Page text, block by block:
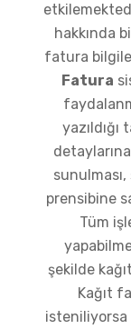
hakkında
fatura
Fatura
prensibine
Tüm
şekilde
Kağıt
isteniliyorsa